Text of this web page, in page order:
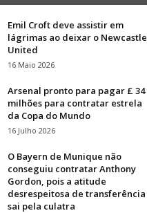
Emil Croft deve assistir em
lágrimas ao deixar o Newcastle
United
16 Maio 2026
Arsenal pronto para pagar £ 34
milhões para contratar estrela
da Copa do Mundo
16 Julho 2026
O Bayern de Munique não
conseguiu contratar Anthony
Gordon, pois a atitude
desrespeitosa de transferência
sai pela culatra